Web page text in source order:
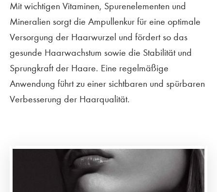
Mit wichtigen Vitaminen, Spurenelementen und
Mineralien sorgt die Ampullenkur für eine optimale
Versorgung der Haarwurzel und fördert so das
gesunde Haarwachstum sowie die Stabilität und
Sprungkraft der Haare. Eine regelmäßige
Anwendung führt zu einer sichtbaren und spürbaren
Verbesserung der Haarqualität.